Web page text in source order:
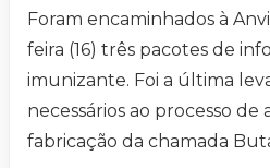
Foram encaminhados à
feira (16) três pacotes de
imunizante. Foi a última
necessários ao processo de
fabricação da chamada